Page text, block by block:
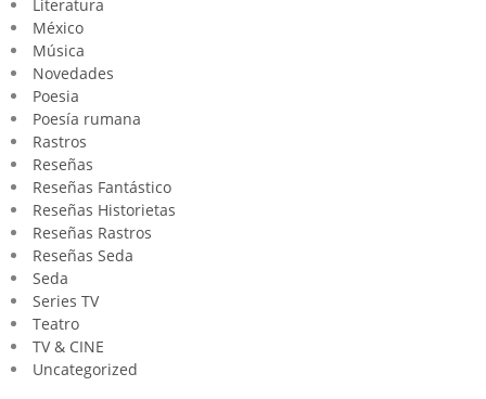
Literatura
México
Música
Novedades
Poesia
Poesía rumana
Rastros
Reseñas
Reseñas Fantástico
Reseñas Historietas
Reseñas Rastros
Reseñas Seda
Seda
Series TV
Teatro
TV & CINE
Uncategorized